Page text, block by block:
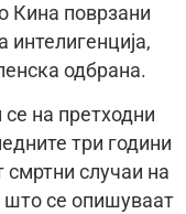
Кина поврзани
одбрана.
на претходни
три години
смртни случаи на
што се опишуваат